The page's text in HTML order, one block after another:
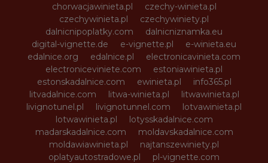
chorwacjawinieta.pl
czechy-winieta.pl
czechywinieta.pl
czechywiniety.pl
dalnicnipoplatky.com
dalnicniznamka.eu
digital-vignette.de
e-vignette.pl
e-winieta.eu
edalnice.org
edalnice.pl
electronicavinieta.com
electroniceviniete.com
estoniawinieta.pl
estonskadalnice.com
ewinieta.pl
info365.pl
litvadalnice.com
litwa-winieta.pl
litwawinieta.pl
livignotunel.pl
livignotunnel.com
lotvawinieta.pl
lotwawinieta.pl
lotysskadalnice.com
madarskadalnice.com
moldavskadalnice.com
moldawiawinieta.pl
najtanszewiniety.pl
oplatyautostradowe.pl
pl-vignette.com